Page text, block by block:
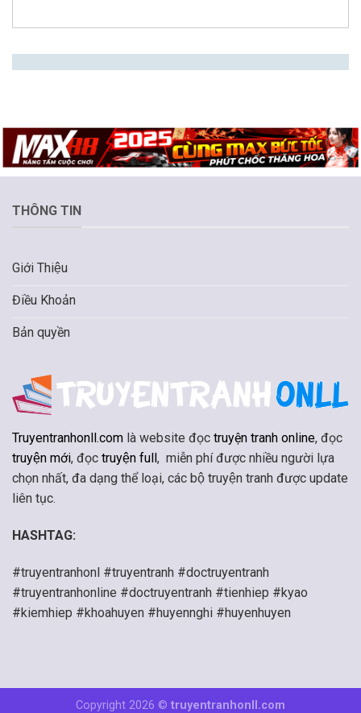
THÔNG TIN
Giới Thiệu
Điều Khoản
Bản quyền
Truyentranhonll.com là website đọc truyện tranh online, đọc
truyện mới, đọc truyện full , miễn phí được nhiều người lựa
chọn nhất, đa dạng thể loại, các bộ truyện tranh được update
liên tục.
HASHTAG:
#truyentranhonl #truyentranh #doctruyentranh
#truyentranhonline #doctruyentranh #tienhiep #kyao
#kiemhiep #khoahuyen #huyennghi #huyenhuyen
Copyright 2026 © truyentranhonll.com